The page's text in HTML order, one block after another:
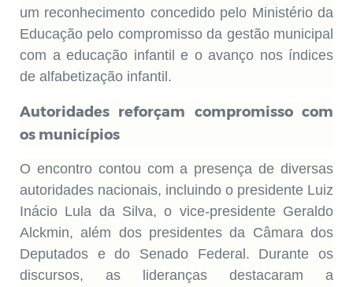
um reconhecimento concedido pelo Ministério da
Educação pelo compromisso da gestão municipal
com a educação infantil e o avanço nos índices
de alfabetização infantil.
Autoridades reforçam compromisso com
os municípios
O encontro contou com a presença de diversas
autoridades nacionais, incluindo o presidente Luiz
Inácio Lula da Silva, o vice-presidente Geraldo
Alckmin, além dos presidentes da Câmara dos
Deputados e do Senado Federal. Durante os
discursos, as lideranças destacaram a